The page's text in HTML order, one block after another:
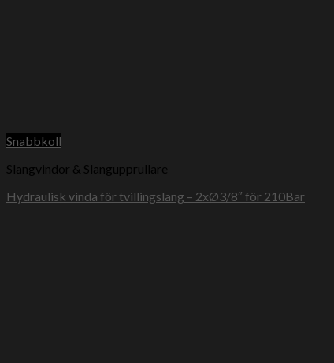
Snabbkoll
Slangvindor & Slangupprullare
Hydraulisk vinda för tvillingslang – 2xØ3/8″ för 210Bar